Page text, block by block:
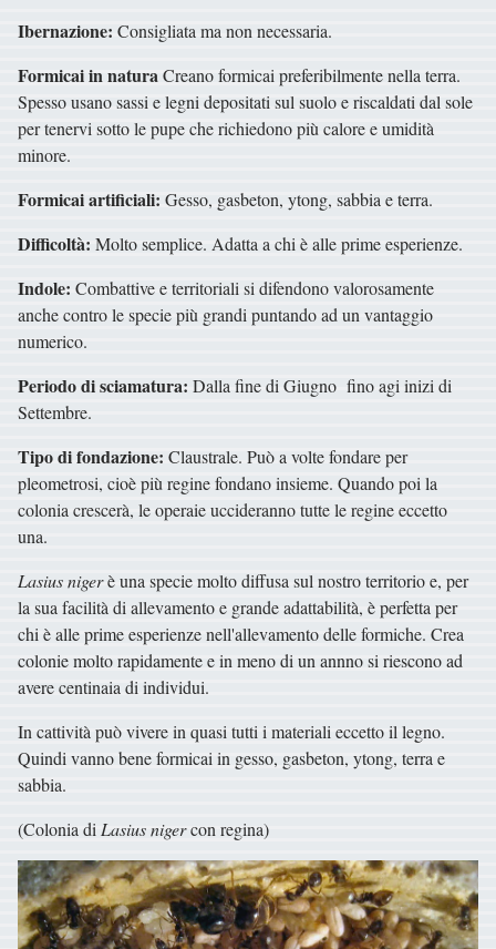
Ibernazione: Consigliata ma non necessaria.
Formicai in naturaCreano formicai preferibilmente nella terra.
Spesso usano sassi e legni depositati sul suolo e riscaldati dal sole
per tenervi sotto le pupe che richiedono più calore e umidità
minore.
Formicai artificiali: Gesso, gasbeton, ytong, sabbia e terra.
Difficoltà: Molto semplice. Adatta a chi è alle prime esperienze.
Indole: Combattive e territoriali si difendono valorosamente
anche contro le specie più grandi puntando ad un vantaggio
numerico.
Periodo di sciamatura: Dalla fine di Giugno fino agi inizi di
Settembre.
Tipo di fondazione: Claustrale. Può a volte fondare per
pleometrosi, cioè più regine fondano insieme. Quando poi la
colonia crescerà, le operaie uccideranno tutte le regine eccetto
una.
Lasius nigerè una specie molto diffusa sul nostro territorio e, per
la sua facilità di allevamento e grande adattabilità, è perfetta per
chi è alle prime esperienze nell'allevamento delle formiche. Crea
colonie molto rapidamente e in meno di un annno si riescono ad
avere centinaia di individui.
In cattività può vivere in quasi tutti i materiali eccetto il legno.
Quindi vanno bene formicai in gesso, gasbeton, ytong, terra e
sabbia.
(Colonia di Lasius nigercon regina)